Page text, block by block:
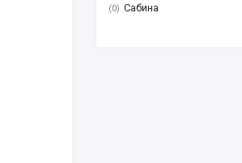
0 Сабина